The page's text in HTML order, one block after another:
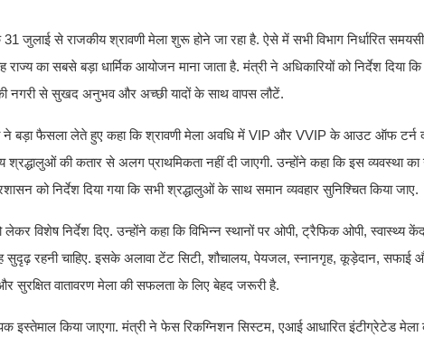
जुलाई से राजकीय श्रावणी मेला शुरू होने जा रहा है. ऐसे में सभी विभाग निर्धारित
का सबसे बड़ा धार्मिक आयोजन माना जाता है. मंत्री ने अधिकारियों को निर्देश दिया
की नगरी से सुखद अनुभव और अच्छी यादों के साथ वापस लौटें.
ने बड़ा फैसला लेते हुए कहा कि श्रावणी मेला अवधि में VIP और VVIP के आउट ऑफ टर्न
श्रद्धालुओं की कतार से अलग प्राथमिकता नहीं दी जाएगी. उन्होंने कहा कि इस व्यवस्था
को निर्देश दिया गया कि सभी श्रद्धालुओं के साथ समान व्यवहार सुनिश्चित किया जाए.
विशेष निर्देश दिए. उन्होंने कहा कि विभिन्न स्थानों पर ओपी, ट्रैफिक ओपी, स्वास्थ्य
सुदृढ़ रहनी चाहिए. इसके अलावा टेंट सिटी, शौचालय, पेयजल, स्नानगृह, कूड़ेदान, सफाई
सुरक्षित वातावरण मेला की सफलता के लिए बेहद जरूरी है.
इस्तेमाल किया जाएगा. मंत्री ने फेस रिकग्निशन सिस्टम, एआई आधारित इंटीग्रेटेड